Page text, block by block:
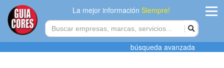
La mejor informaciónSiempre!
Agregar
búsqueda avanzada